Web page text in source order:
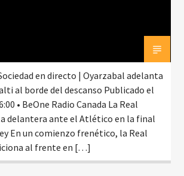
en directo | Oyarzabal adelanta
al borde del descanso Publicado el
• BeOne Radio Canada La Real
delantera ante el Atlético en la final
En un comienzo frenético, la Real
al frente en […]